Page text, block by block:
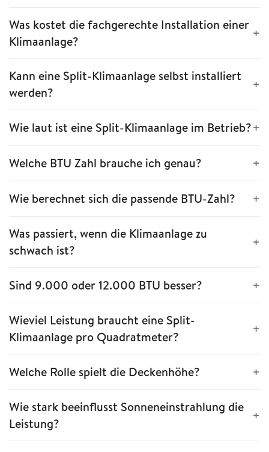
Was kostet die fachgerechte Installation einer
Klimaanlage?
Kann eine Split-Klimaanlage selbst installiert
werden?
Wie laut ist eine Split-Klimaanlage im Betrieb?
Welche BTU Zahl brauche ich genau?
Wie berechnet sich die passende BTU-Zahl?
Was passiert, wenn die Klimaanlage zu
schwach ist?
Sind 9.000 oder 12.000 BTU besser?
Wieviel Leistung braucht eine Split-
Klimaanlage pro Quadratmeter?
Welche Rolle spielt die Deckenhöhe?
Wie stark beeinflusst Sonneneinstrahlung die
Leistung?